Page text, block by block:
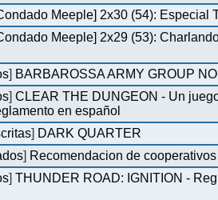
Meeple] 2x30 (54): Especial
Meeple] 2x29 (53):
] BARBAROSSA ARMY GROUP
]CLEAR THE DUNGEON - Un
en español
] DARK QUARTER
] Recomendacion de
]THUNDER ROAD: IGNITION -